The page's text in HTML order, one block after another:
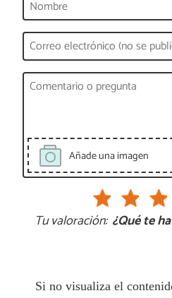
Añade una imagen
Tu valoración: ¿Qué te
Si no visualiza el